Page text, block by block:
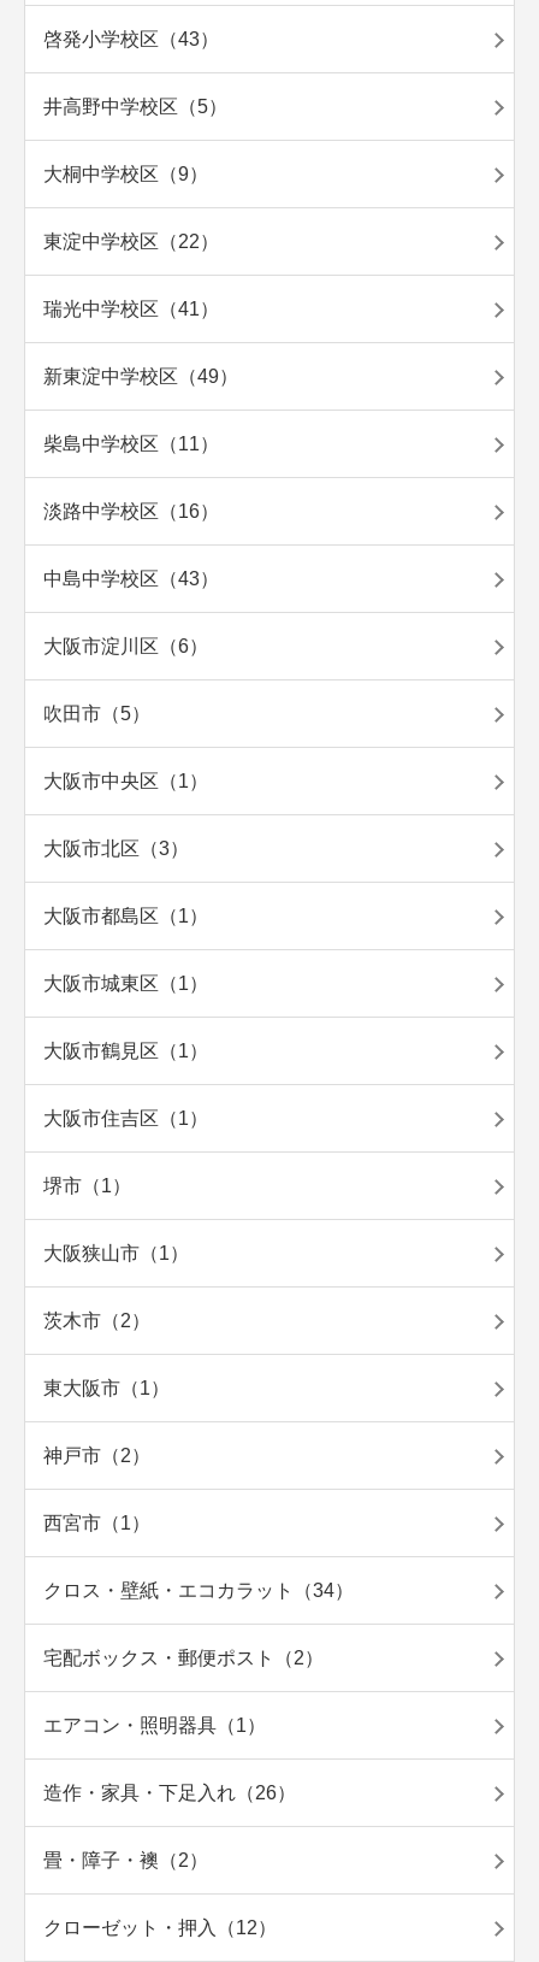
啓発小学校区（43）
井高野中学校区（5）
大桐中学校区（9）
東淀中学校区（22）
瑞光中学校区（41）
新東淀中学校区（49）
柴島中学校区（11）
淡路中学校区（16）
中島中学校区（43）
大阪市淀川区（6）
吹田市（5）
大阪市中央区（1）
大阪市北区（3）
大阪市都島区（1）
大阪市城東区（1）
大阪市鶴見区（1）
大阪市住吉区（1）
堺市（1）
大阪狭山市（1）
茨木市（2）
東大阪市（1）
神戸市（2）
西宮市（1）
クロス・壁紙・エコカラット（34）
宅配ボックス・郵便ポスト（2）
エアコン・照明器具（1）
造作・家具・下足入れ（26）
畳・障子・襖（2）
クローゼット・押入（12）